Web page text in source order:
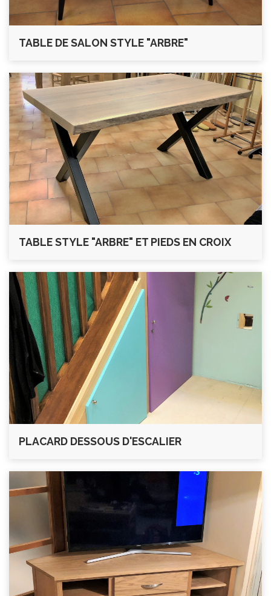
TABLE DE SALON STYLE "ARBRE"
TABLE STYLE "ARBRE" ET PIEDS EN CROIX
PLACARD DESSOUS D'ESCALIER